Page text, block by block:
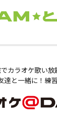
でカラオケ歌い放
達と一緒に！練